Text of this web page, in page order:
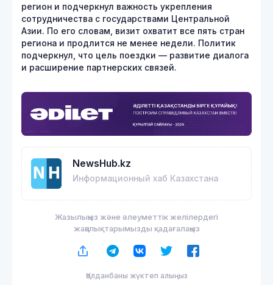
регион и подчеркнул важность укрепления
сотрудничества с государствами Центральной
Азии. По его словам, визит охватит все пять стран
региона и продлится не менее недели. Политик
подчеркнул, что цель поездки — развитие диалога
и расширение партнерских связей.
NewsHub.kz
Информационный хаб Казахстана
Жазылыңыз және әлеуметтік желілердегі
жаңалықтарымызды қадағалаңыз
Қолданбаны жүктеп алыңыз